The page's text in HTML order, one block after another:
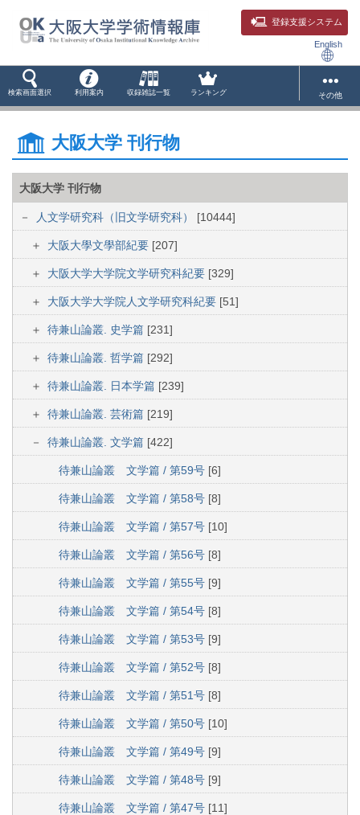
登録支援システム
English
検索画面選択 利用案内 収録雑誌一覧 ランキング その他
大阪大学 刊行物
大阪大学 刊行物
人文学研究科（旧文学研究科） [10444]
大阪大學文學部紀要 [207]
大阪大学大学院文学研究科紀要 [329]
大阪大学大学院人文学研究科紀要 [51]
待兼山論叢. 史学篇 [231]
待兼山論叢. 哲学篇 [292]
待兼山論叢. 日本学篇 [239]
待兼山論叢. 芸術篇 [219]
待兼山論叢. 文学篇 [422]
待兼山論叢 文学篇 / 第59号 [6]
待兼山論叢 文学篇 / 第58号 [8]
待兼山論叢 文学篇 / 第57号 [10]
待兼山論叢 文学篇 / 第56号 [8]
待兼山論叢 文学篇 / 第55号 [9]
待兼山論叢 文学篇 / 第54号 [8]
待兼山論叢 文学篇 / 第53号 [9]
待兼山論叢 文学篇 / 第52号 [8]
待兼山論叢 文学篇 / 第51号 [8]
待兼山論叢 文学篇 / 第50号 [10]
待兼山論叢 文学篇 / 第49号 [9]
待兼山論叢 文学篇 / 第48号 [9]
待兼山論叢 文学篇 / 第47号 [11]